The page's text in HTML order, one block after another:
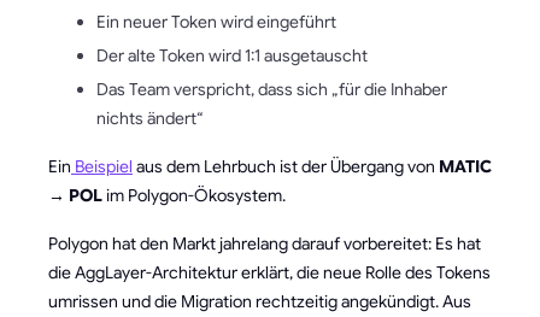
Ein neuer Token wird eingeführt
Der alte Token wird 1:1 ausgetauscht
Das Team verspricht, dass sich „für die Inhaber
nichts ändert“
Ein Beispiel aus dem Lehrbuch ist der Übergang von MATIC
→ POLim Polygon-Ökosystem.
Polygon hat den Markt jahrelang darauf vorbereitet: Es hat
die AggLayer-Architektur erklärt, die neue Rolle des Tokens
umrissen und die Migration rechtzeitig angekündigt. Aus